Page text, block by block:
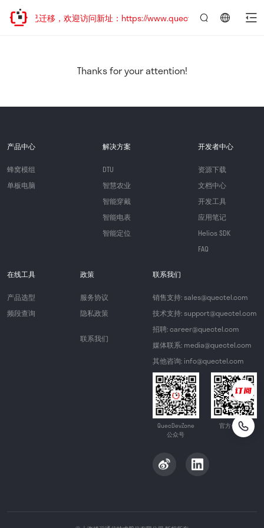
站地址已迁移，欢迎访问新址：https://www.quectel.com.cn
Thanks for your attention!
产品中心
蜂窝模组
单板电脑
解决方案
DTU
智慧农业
智能穿戴
智能电表
智能定位
开发者中心
资源下载
文档中心
开发工具
应用笔记
Helios SDK
FAQ
在线工具
产品选型
频段查询
政策
服务协议
隐私政策
联系我们
联系我们
销售支持: sales@quectel.com
技术支持: support@quectel.com
招聘: career@quectel.com
媒体联系: media@quectel.com
其他咨询: info@quectel.com
QuecDevZone
公众号
官方公众号